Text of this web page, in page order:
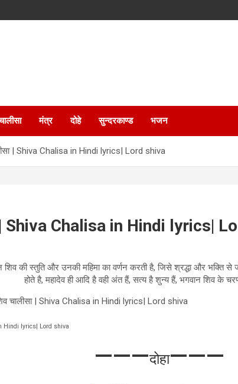
मंत्र दोहे सुन्दरकाण्ड भजन
| Shiva Chalisa in Hindi lyrics| Lord shiva
| Shiva Chalisa in Hindi lyrics|
शिव की स्तुति और उनकी महिमा का वर्णन करती है, जिसे श्रद्धा और भक्ति
होते है, महादेव ही आदि है वही अंत हैं, सत्य है शुन्य हैं, भगवान शिव के
Hindi lyrics| Lord shiva
———दोहा———